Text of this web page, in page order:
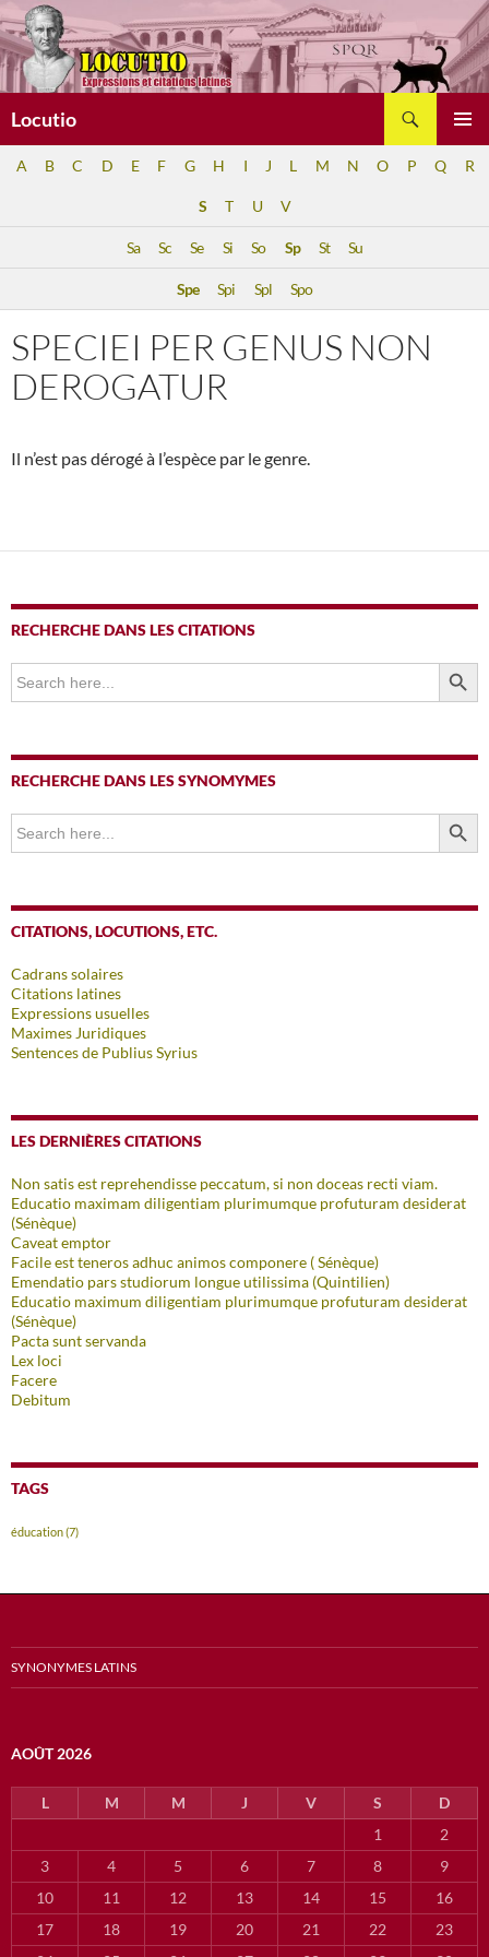
Aller
au
contenu
Locutio
A B C D E F G H I J L M N O P Q R
S T U V
Sa Sc Se Si So Sp St Su
Spe Spi Spl Spo
SPECIEI PER GENUS NON
DEROGATUR
Il n’est pas dérogé à l’espèce par le genre.
RECHERCHE DANS LES CITATIONS
Search
for:
SEARCH
RECHERCHE DANS LES SYNOMYMES
Search
for:
SEARCH
CITATIONS, LOCUTIONS, ETC.
Cadrans solaires
Citations latines
Expressions usuelles
Maximes Juridiques
Sentences de Publius Syrius
LES DERNIÈRES CITATIONS
Non satis est reprehendisse peccatum, si non doceas recti viam.
Educatio maximam diligentiam plurimumque profuturam desiderat
(Sénèque)
Caveat emptor
Facile est teneros adhuc animos componere ( Sénèque)
Emendatio pars studiorum longue utilissima (Quintilien)
Educatio maximum diligentiam plurimumque profuturam desiderat
(Sénèque)
Pacta sunt servanda
Lex loci
Facere
Debitum
TAGS
éducation(7)
SYNONYMES LATINS
AOÛT 2026
L M M J V S
D
1
2
3
4 5 6 7 8
9
10
11 12 13 14 15
16
17
18 19 20 21 22
23